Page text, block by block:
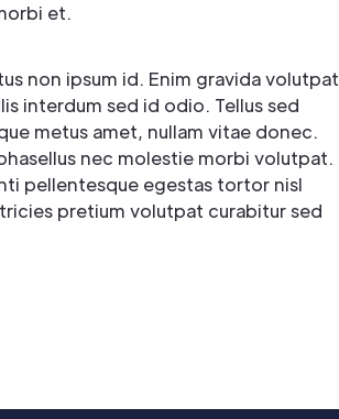
et.
non ipsum id. Enim gravida volutpat
interdum sed id odio. Tellus sed
metus amet, nullam vitae donec.
nec molestie morbi volutpat.
pellentesque egestas tortor nisl
pretium volutpat curabitur sed